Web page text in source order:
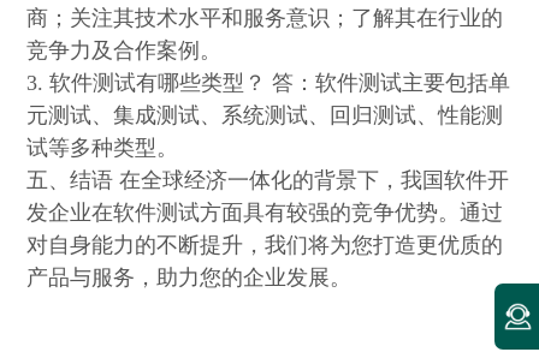
商；关注其技术水平和服务意识；了解其在行业的
竞争力及合作案例。
3. 软件测试有哪些类型？ 答：软件测试主要包括单
元测试、集成测试、系统测试、回归测试、性能测
试等多种类型。
五、结语 在全球经济一体化的背景下，我国软件开
发企业在软件测试方面具有较强的竞争优势。通过
对自身能力的不断提升，我们将为您打造更优质的
产品与服务，助力您的企业发展。